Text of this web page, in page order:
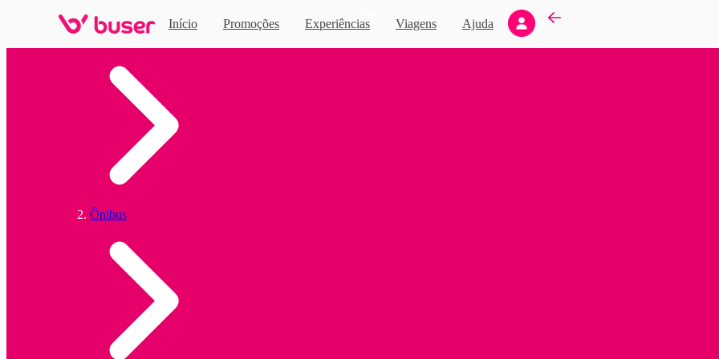
Início Promoções Experiências Viagens Ajuda
Ônibus